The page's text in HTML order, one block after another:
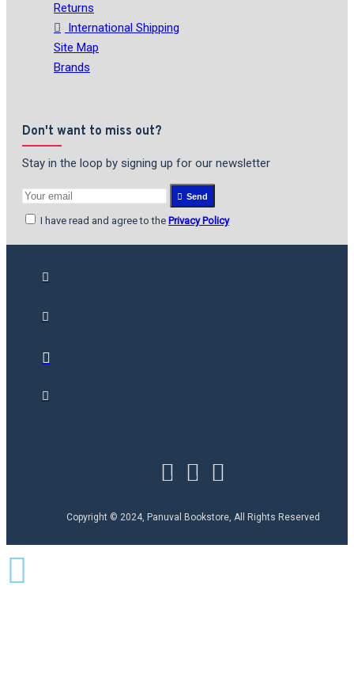
Returns
International Shipping
Site Map
Brands
Don't want to miss out?
Stay in the loop by signing up for our newsletter
Send
I have read and agree to the Privacy Policy
Copyright © 2024, Panuval Bookstore, All Rights Reserved